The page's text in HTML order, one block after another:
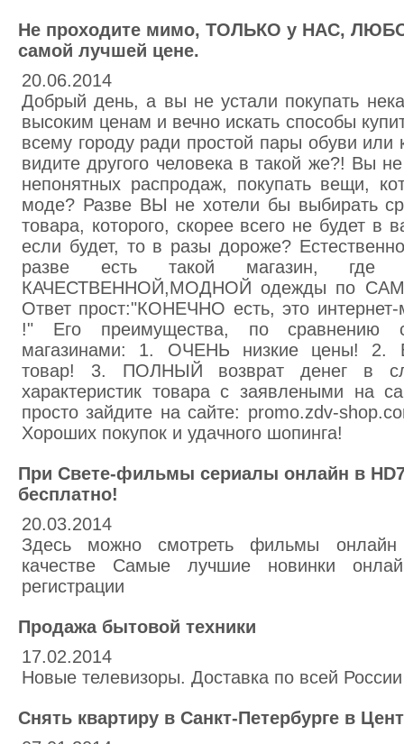
Не проходите мимо, ТОЛЬКО у НАС,
самой лучшей цене.
20.06.2014
Добрый день, а вы не устали покупать
высоким ценам и вечно искать способы
всему городу ради простой пары обуви или
видите другого человека в такой же?! Вы
непонятных распродаж, покупать вещи,
моде? Разве ВЫ не хотели бы выбирать
товара, которого, скорее всего не будет в
если будет, то в разы дороже?
разве есть такой магазин,
КАЧЕСТВЕННОЙ,МОДНОЙ одежды по
Ответ прост:"КОНЕЧНО есть, это интернет-
!" Его преимущества, по сравнению
магазинами: 1. ОЧЕНЬ низкие цены! 2.
товар! 3. ПОЛНЫЙ возврат денег в
характеристик товара с заявлеными на
просто зайдите на сайте: promo.zdv-
Хороших покупок и удачного шопинга!
При Свете-фильмы сериалы онлайн в
бесплатно!
20.03.2014
Здесь можно смотреть фильмы
качестве Самые лучшие новинки
регистрации
Продажа бытовой техники
17.02.2014
Новые телевизоры. Доставка по всей
Снять квартиру в Санкт-Петербурге в